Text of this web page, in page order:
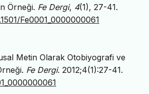
Örneği. Fe Dergi, 4(1), 27-41.
Fe0001_0000000061
Metin Olarak Otobiyografi ve
Fe Dergi. 2012;4(1):27-41.